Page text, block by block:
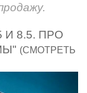
И 8.5. ПРО
(СМОТРЕТЬ